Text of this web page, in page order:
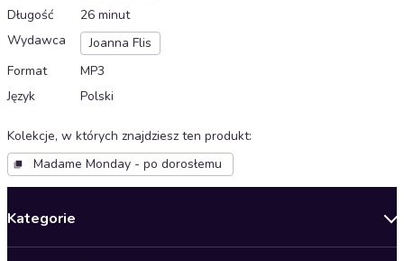
Długość
26 minut
Wydawca
Joanna Flis
Format
MP3
Język
Polski
Kolekcje, w których znajdziesz ten produkt:
Madame Monday - po dorosłemu
Kategorie